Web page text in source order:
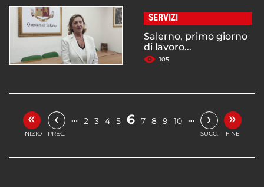
SERVIZI
Salerno, primo giorno
di lavoro...
105
«
INIZIO
‹
PREC.
… 2 3 4 5 6 7 8 9 10 … ›
SUCC.
»
FINE